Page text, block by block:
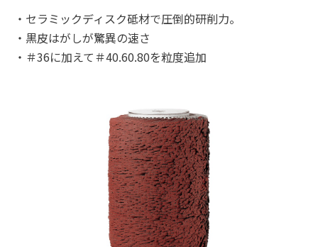
・セラミックディスク砥材で圧倒的研削力。
・黒皮はがしが驚異の速さ
・＃36に加えて＃40.60.80を粒度追加